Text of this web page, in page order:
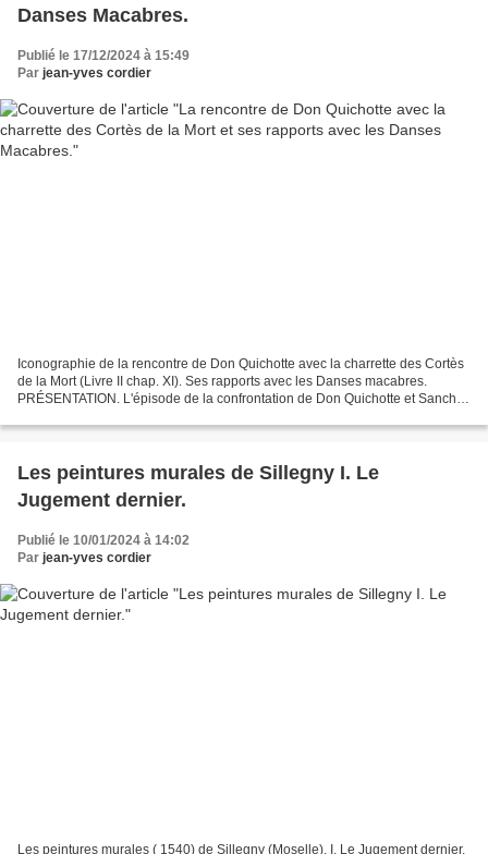
Danses Macabres.
Publié le 17/12/2024 à 15:49
Par jean-yves cordier
Iconographie de la rencontre de Don Quichotte avec la charrette des Cortès
de la Mort (Livre II chap. XI). Ses rapports avec les Danses macabres.
PRÉSENTATION. L'épisode de la confrontation de Don Quichotte et Sancho
Les peintures murales de Sillegny I. Le
Jugement dernier.
Publié le 10/01/2024 à 14:02
Par jean-yves cordier
Les peintures murales ( 1540) de Sillegny (Moselle). I. Le Jugement dernier.